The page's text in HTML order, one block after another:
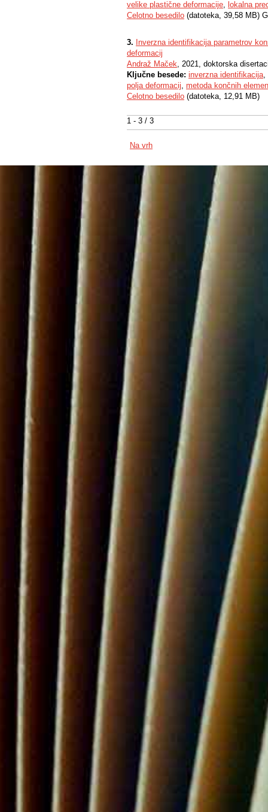
1 - 3 / 3
velike plastične deformacije, lokalna
Celotno besedilo (datoteka, 39,58 MB)
3. Inverzna identifikacija parametrov
deformacij
Andraž Maček, 2021, doktorska
Ključne besede: inverzna identifikacija,
polja deformacij, metoda končnih
Celotno besedilo (datoteka, 12,91 MB)
Na vrh